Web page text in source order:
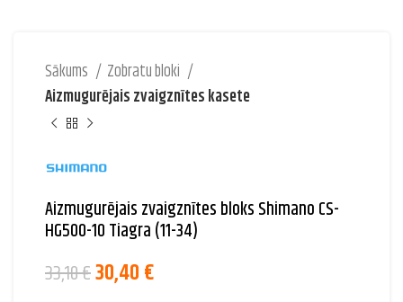
Sākums
Zobratu bloki
Aizmugurējais zvaigznītes kasete
Aizmugurējais zvaigznītes bloks Shimano CS-
HG500-10 Tiagra (11-34)
33,10€30,40€